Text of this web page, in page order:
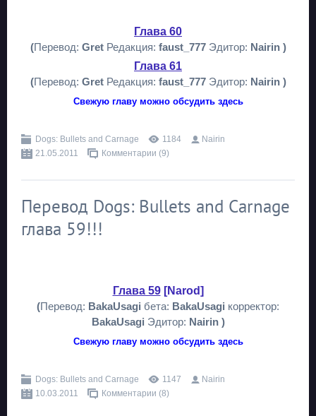
Глава 60
(Перевод: GretРедакция: faust_777Эдитор: Nairin )
Глава 61
(Перевод: GretРедакция: faust_777Эдитор: Nairin )
Свежую главу можно обсудить здесь
Dogs: Bullets and Carnage 1184
Nairin
21.05.2011
Комментарии (9)
Перевод Dogs: Bullets and Carnage
глава 59!!!
Глава 59 [Narod]
(Перевод: BakaUsagi бета: BakaUsagi корректор:
BakaUsagi Эдитор: Nairin )
Свежую главу можно обсудить здесь
Dogs: Bullets and Carnage 1147
Nairin
10.03.2011
Комментарии (8)